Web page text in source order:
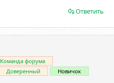
Ответить
Команда форума
Доверенный Новичок